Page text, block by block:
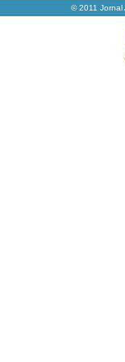
© 2011 Jornal